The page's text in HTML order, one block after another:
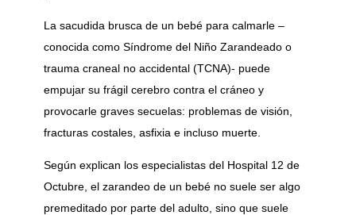
La sacudida brusca de un bebé para calmarle –
conocida como Síndrome del Niño Zarandeado o
trauma craneal no accidental (TCNA)- puede
empujar su frágil cerebro contra el cráneo y
provocarle graves secuelas: problemas de visión,
fracturas costales, asfixia e incluso muerte.
Según explican los especialistas del Hospital 12 de
Octubre, el zarandeo de un bebé no suele ser algo
premeditado por parte del adulto, sino que suele